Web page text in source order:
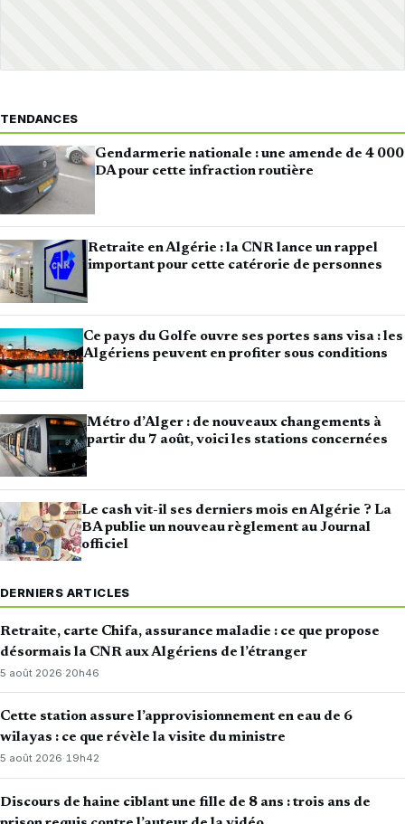
TENDANCES
Gendarmerie nationale : une amende de 4 000
DA pour cette infraction routière
Retraite en Algérie : la CNR lance un rappel
important pour cette catérorie de personnes
Ce pays du Golfe ouvre ses portes sans visa : les
Algériens peuvent en profiter sous conditions
Métro d’Alger : de nouveaux changements à
partir du 7 août, voici les stations concernées
Le cash vit-il ses derniers mois en Algérie ? La
BA publie un nouveau règlement au Journal
officiel
DERNIERS ARTICLES
Retraite, carte Chifa, assurance maladie : ce que propose
désormais la CNR aux Algériens de l’étranger
5 août 2026·20h46
Cette station assure l’approvisionnement en eau de 6
wilayas : ce que révèle la visite du ministre
5 août 2026·19h42
Discours de haine ciblant une fille de 8 ans : trois ans de